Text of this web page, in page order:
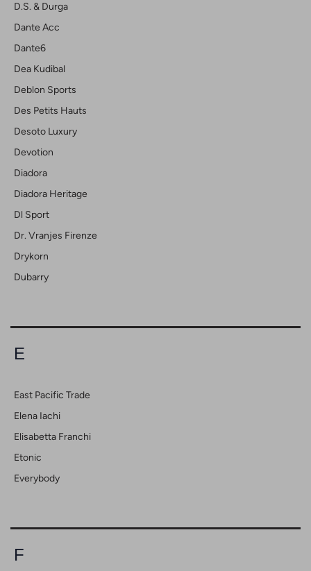
D.s. & Durga
Dante Acc
Dante6
Dea Kudibal
Deblon Sports
Des Petits Hauts
Desoto Luxury
Devotion
Diadora
Diadora Heritage
Dl Sport
Dr. Vranjes Firenze
Drykorn
Dubarry
E
East Pacific Trade
Elena Iachi
Elisabetta Franchi
Etonic
Everybody
F